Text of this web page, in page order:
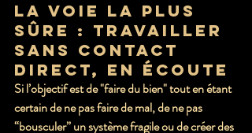
La voie la plus
sûre : travailler
sans contact
direct, en écoute
Si l’objectif est de "faire du bien" tout en étant
certain de ne pas faire de mal, de ne pas
“bousculer” un système fragile ou de créer des